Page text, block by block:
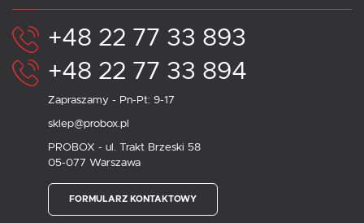
+48 22 77 33 893
+48 22 77 33 894
Zapraszamy - Pn-Pt: 9-17
sklep@probox.pl
PROBOX - ul. Trakt Brzeski 58
05-077 Warszawa
FORMULARZ KONTAKTOWY